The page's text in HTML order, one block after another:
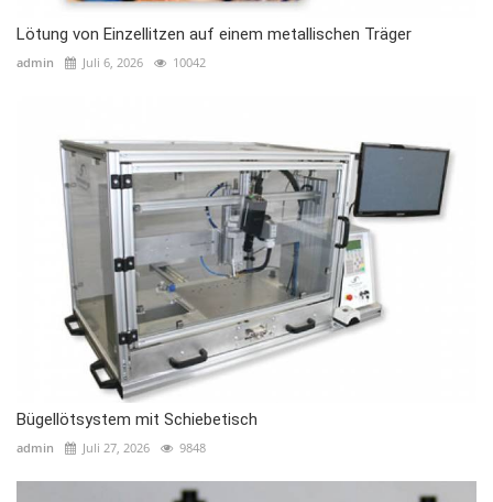
Lötung von Einzellitzen auf einem metallischen Träger
admin Juli 6, 2026 10042
Bügellötsystem mit Schiebetisch
admin Juli 27, 2026 9848